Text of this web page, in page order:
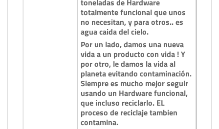
toneladas de Hardware
totalmente funcional que unos
no necesitan, y para otros.. es
agua caida del cielo.
Por un lado, damos una nueva
vida a un producto con vida ! Y
por otro, le damos la vida al
planeta evitando contaminación.
Siempre es mucho mejor seguir
usando un Hardware funcional,
que incluso reciclarlo. EL
proceso de reciclaje tambien
contamina.